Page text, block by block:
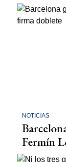
NOTICIAS
Fermín